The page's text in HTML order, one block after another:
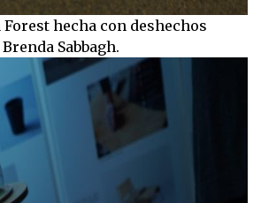
hecha con deshechos
Sabbagh.